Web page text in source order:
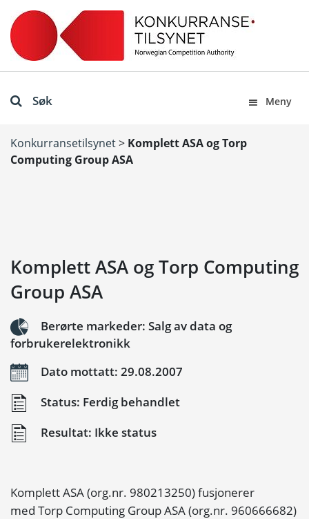
Søk Meny
Konkurransetilsynet> Komplett ASA og Torp
Computing Group ASA
Komplett ASA og Torp Computing
Group ASA
Berørte markeder: Salg av data og
forbrukerelektronikk
Dato mottatt: 29.08.2007
Status: Ferdig behandlet
Resultat: Ikke status
Komplett ASA (org.nr. 980213250) fusjonerer
med Torp Computing Group ASA (org.nr. 960666682)